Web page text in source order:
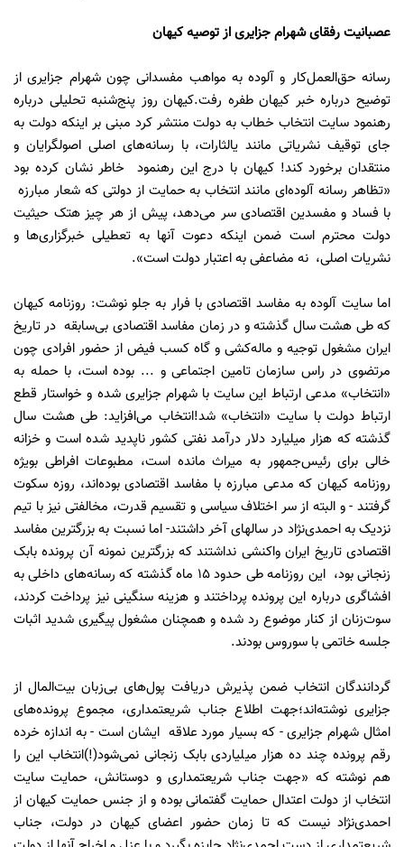
عصبانیت رفقای شهرام جزایری از توصیه کیهان
رسانه حق‌العمل‌کار و آلوده به مواهب مفسدانی چون شهرام جزایری از
توضیح درباره خبر کیهان طفره رفت.کیهان روز پنج‌شنبه تحلیلی درباره
رهنمود سایت انتخاب خطاب به دولت منتشر کرد مبنی بر اینکه دولت به
جای توقیف نشریاتی مانند یالثارات، با رسانه‌های اصلی اصولگرایان و
منتقدان برخورد کند! کیهان با درج این رهنمود خاطر نشان کرده بود
«تظاهر رسانه آلوده‌ای مانند انتخاب به حمایت از دولتی که شعار مبارزه
با فساد و مفسدین اقتصادی سر می‌دهد، پیش از هر چیز هتک حیثیت
دولت محترم است ضمن اینکه دعوت آنها به تعطیلی خبرگزاری‌ها و
نشریات اصلی، نه مضاعفی به اعتبار دولت است».
اما سایت آلوده به مفاسد اقتصادی با فرار به جلو نوشت: روزنامه کیهان
که طی هشت سال گذشته و در زمان مفاسد اقتصادی بی‌سابقه در تاریخ
ایران مشغول توجیه و ماله‌کشی و گاه کسب فیض از حضور افرادی چون
مرتضوی در راس سازمان تامین اجتماعی و ... بوده است، با حمله به
«انتخاب» مدعی ارتباط این سایت با شهرام جزایری شده و خواستار قطع
ارتباط دولت با سایت «انتخاب» شد!انتخاب می‌افزاید: طی هشت سال
گذشته که هزار میلیارد دلار درآمد نفتی کشور ناپدید شده است و خزانه
خالی برای رئیس‌جمهور به میراث مانده است، مطبوعات افراطی بویژه
روزنامه کیهان که مدعی مبارزه با مفاسد اقتصادی بوده‌اند، روزه سکوت
گرفتند - و البته از سر اختلاف سیاسی و تقسیم قدرت، مخالفتی نیز با تیم
نزدیک به احمدی‌نژاد در سالهای آخر داشتند- اما نسبت به بزرگترین مفاسد
اقتصادی تاریخ ایران واکنشی نداشتند که بزرگترین نمونه آن پرونده بابک
زنجانی بود، این روزنامه طی حدود 15 ماه گذشته که رسانه‌های داخلی به
افشاگری درباره این پرونده پرداختند و هزینه سنگینی نیز پرداخت کردند،
سوت‌زنان از کنار موضوع رد شده و همچنان مشغول پیگیری شدید اثبات
جلسه خاتمی با سوروس بودند.
گردانندگان انتخاب ضمن پذیرش دریافت پول‌های بی‌زبان بیت‌المال از
جزایری نوشته‌اند؛جهت اطلاع جناب شریعتمداری، مجموع پرونده‌های
امثال شهرام جزایری - که بسیار مورد علاقه ایشان است - به اندازه خرده
رقم پرونده چند ده هزار میلیاردی بابک زنجانی نمی‌شود(!)انتخاب این را
هم نوشته که «جهت جناب شریعتمداری و دوستانش، حمایت سایت
انتخاب از دولت اعتدال حمایت گفتمانی بوده و از جنس حمایت کیهان از
احمدی‌نژاد نیست که تا زمان حضور اعضای کیهان در دولت، جناب